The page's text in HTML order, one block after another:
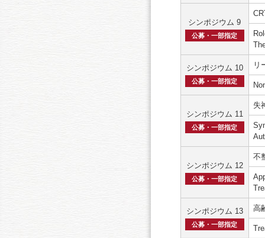
シンポジウム 9
公募・一部指定
シンポジウム 10
公募・一部指定
リ
シンポジウム 11
公募・一部指定
失
シンポジウム 12
公募・一部指定
不
シンポジウム 13
公募・一部指定
高